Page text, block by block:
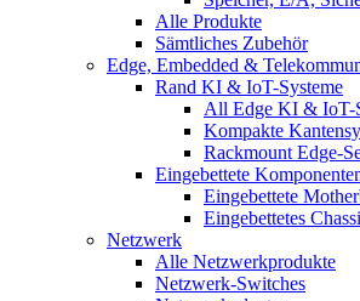
Alle Produkte
Sämtliches Zubehör
Edge, Embedded &
Rand KI & IoT-Systeme
All Edge KI & IoT-
Kompakte
Rackmount Edge-
Eingebettete
Eingebettete
Eingebettetes
Netzwerk
Alle Netzwerkprodukte
Netzwerk-Switches